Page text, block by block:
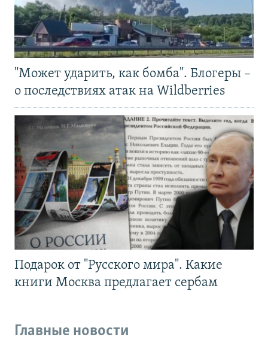
"Может ударить, как бомба". Блогеры –
о последствиях атак на Wildberries
Подарок от "Русского мира". Какие
книги Москва предлагает сербам
Главные новости